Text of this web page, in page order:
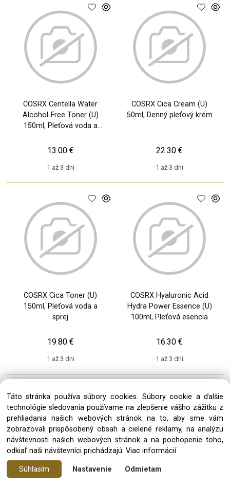
COSRX Centella Water
Alcohol-Free Toner (U)
150ml, Pleťová voda a
1 až 3 dni
13.00 €
COSRX Cica Cream (U)
50ml, Denný pleťový krém
1 až 3 dni
22.30 €
COSRX Cica Toner (U)
150ml, Pleťová voda a
sprej
1 až 3 dni
19.80 €
COSRX Hyaluronic Acid
Hydra Power Essence (U)
100ml, Pleťová esencia
1 až 3 dni
16.30 €
Táto stránka používa súbory cookies. Súbory cookie a ďalšie
technológie sledovania používame na zlepšenie vášho zážitku z
prehliadania našich webových stránok na to, aby sme vám
zobrazovali prispôsobený obsah a cielené reklamy, na analýzu
návštevnosti našich webových stránok a na pochopenie toho,
odkiaľ naši návštevníci prichádzajú. Viac informácií
Súhlasím Nastavenie Odmietam